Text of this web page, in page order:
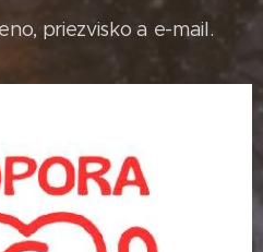
priezvisko a e-mail.